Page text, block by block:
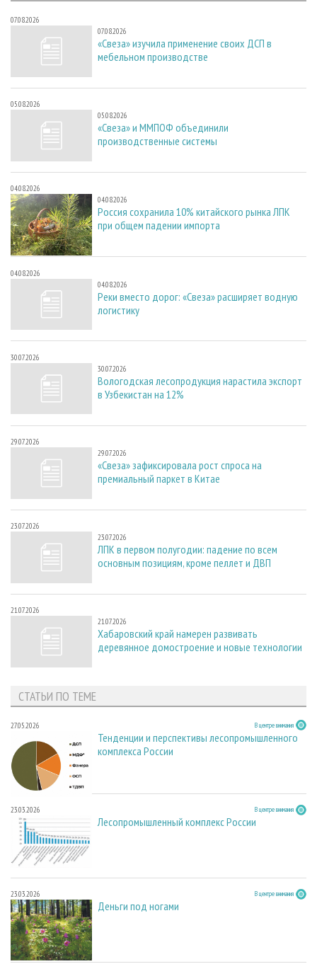
07.08.2026
07.08.2026
«Свеза» изучила применение своих ДСП в
мебельном производстве
05.08.2026
05.08.2026
«Свеза» и ММПОФ объединили
производственные системы
04.08.2026
04.08.2026
Россия сохранила 10% китайского рынка ЛПК
при общем падении импорта
04.08.2026
04.08.2026
Реки вместо дорог: «Свеза» расширяет водную
логистику
30.07.2026
30.07.2026
Вологодская лесопродукция нарастила экспорт
в Узбекистан на 12%
29.07.2026
29.07.2026
«Свеза» зафиксировала рост спроса на
премиальный паркет в Китае
23.07.2026
23.07.2026
ЛПК в первом полугодии: падение по всем
основным позициям, кроме пеллет и ДВП
21.07.2026
21.07.2026
Хабаровский край намерен развивать
деревянное домостроение и новые технологии
СТАТЬИ ПО ТЕМЕ
27.05.2026 В центре внимания
Тенденции и перспективы лесопромышленного
комплекса России
23.03.2026 В центре внимания
Лесопромышленный комплекс России
23.03.2026 В центре внимания
Деньги под ногами